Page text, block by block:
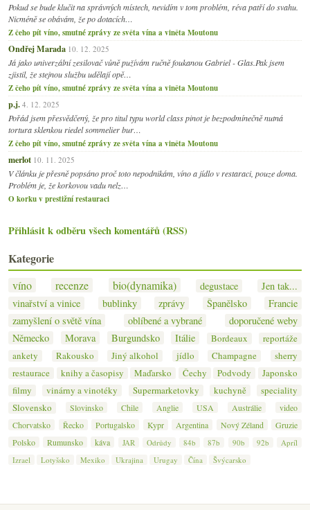
Pokud se bude klučit na správných místech, nevidím v tom problém, réva patří do svahu.
Nicméně se obávám, že po dotacích…
Z čeho pít víno, smutné zprávy ze světa vína a viněta Moutonu
Ondřej Marada 10. 12. 2025
Já jako univerzální zesilovač vůně pužívám ručně foukanou Gabriel - Glas.Pak jsem
zjistil, že stejnou službu udělají opě…
Z čeho pít víno, smutné zprávy ze světa vína a viněta Moutonu
p.j. 4. 12. 2025
Pořád jsem přesvědčený, že pro titul typu world class pinot je bezpodmínečně nutná
tortura sklenkou riedel sommelier bur…
Z čeho pít víno, smutné zprávy ze světa vína a viněta Moutonu
merlot 10. 11. 2025
V článku je přesně popsáno proč toto nepodnikám, víno a jídlo v restaraci, pouze doma.
Problém je, že korkovou vadu nelz…
O korku v prestižní restauraci
Přihlásit k odběru všech komentářů (RSS)
Kategorie
víno recenze bio(dynamika) degustace
Jen tak...
vinařství a vinice
bublinky zprávy Španělsko
Francie
zamyšlení o světě vína
oblíbené a vybrané
doporučené weby
Německo
Morava Burgundsko Itálie Bordeaux
reportáže
ankety
Rakousko Jiný alkohol jídlo Champagne
sherry
restaurace
knihy a časopisy Maďarsko Čechy Podvody
Japonsko
filmy
vinárny a vinotéky Supermarketovky kuchyně
speciality
Slovensko
Slovinsko Chile Anglie USA Austrálie
video
Chorvatsko
Řecko Portugalsko Kypr Argentina Nový Zéland
Gruzie
Polsko
Rumunsko káva JAR Odrůdy 84b 87b 90b 92b
Apríl
Izrael
Lotyšsko Mexiko Ukrajina Urugay Čína Švýcarsko